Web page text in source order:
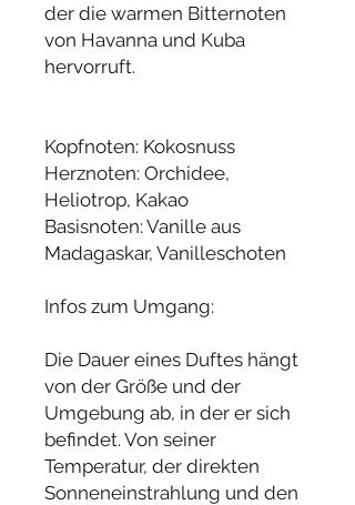
der die warmen Bitternoten
von Havanna und Kuba
hervorruft.
Kopfnoten: Kokosnuss
Herznoten: Orchidee,
Heliotrop, Kakao
Basisnoten: Vanille aus
Madagaskar, Vanilleschoten
Infos zum Umgang:
Die Dauer eines Duftes hängt
von der Größe und der
Umgebung ab, in der er sich
befindet. Von seiner
Temperatur, der direkten
Sonneneinstrahlung und den